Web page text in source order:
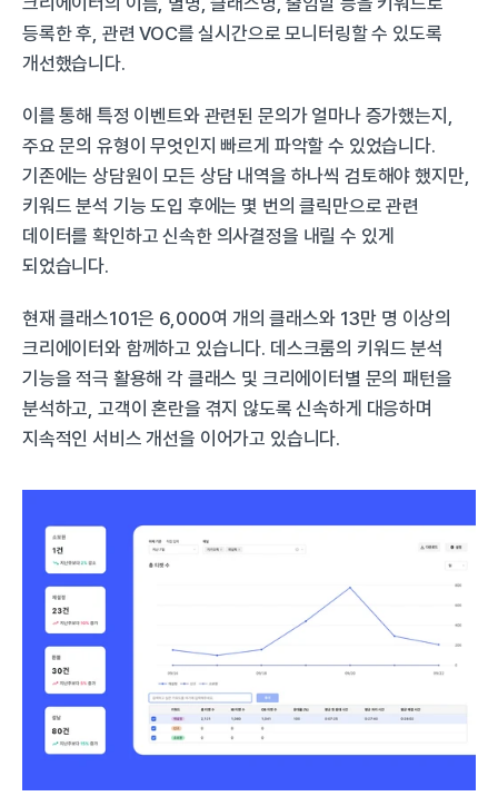
등록한 후, 관련 VOC를 실시간으로 모니터링할 수 있도록
개선했습니다.
이를 통해 특정 이벤트와 관련된 문의가 얼마나 증가했는지,
주요 문의 유형이 무엇인지 빠르게 파악할 수 있었습니다.
기존에는 상담원이 모든 상담 내역을 하나씩 검토해야 했지만,
키워드 분석 기능 도입 후에는 몇 번의 클릭만으로 관련
데이터를 확인하고 신속한 의사결정을 내릴 수 있게
되었습니다.
현재 클래스101은 6,000여 개의 클래스와 13만 명 이상의
크리에이터와 함께하고 있습니다. 데스크룸의 키워드 분석
기능을 적극 활용해 각 클래스 및 크리에이터별 문의 패턴을
분석하고, 고객이 혼란을 겪지 않도록 신속하게 대응하며
지속적인 서비스 개선을 이어가고 있습니다.